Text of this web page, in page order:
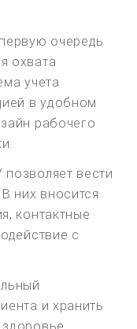
очередь
охвата
учета
в удобном
рабочего
вести
них вносится
контактные
с
и хранить